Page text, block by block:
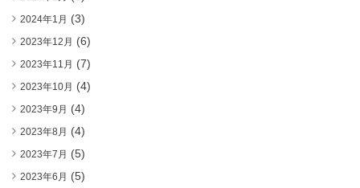
2024年1月 (3)
2023年12月 (6)
2023年11月 (7)
2023年10月 (4)
2023年9月 (4)
2023年8月 (4)
2023年7月 (5)
2023年6月 (5)